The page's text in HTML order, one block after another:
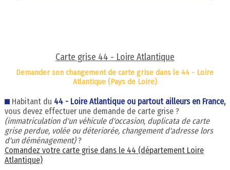
Carte grise 44 - Loire Atlantique
Demander son changement de carte grise dans le 44 - Loire
Atlantique (Pays de Loire)
Habitant du 44 - Loire Atlantique ou partout ailleurs en France,
vous devez effectuer une demande de carte grise ?
(immatriculation d'un véhicule d'occasion, duplicata de carte
grise perdue, volée ou déteriorée, changement d'adresse lors
d'un déménagement)?
Comandez votre carte grise dans le 44 (département Loire
Atlantique)